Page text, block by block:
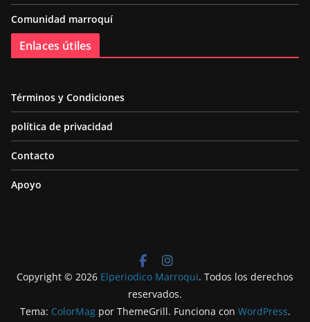
Comunidad marroquí
Enlaces útiles
Términos y Condiciones
política de privacidad
Contacto
Apoyo
Copyright © 2026 Elperiodico Marroqui. Todos los derechos
reservados.
Tema: ColorMagpor ThemeGrill. Funciona con WordPress.